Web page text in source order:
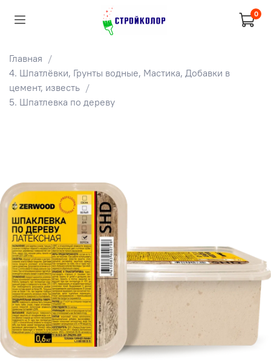
0
Главная
4. Шпатлёвки, Грунты водные, Мастика, Добавки в
цемент, известь
5. Шпатлевка по дереву